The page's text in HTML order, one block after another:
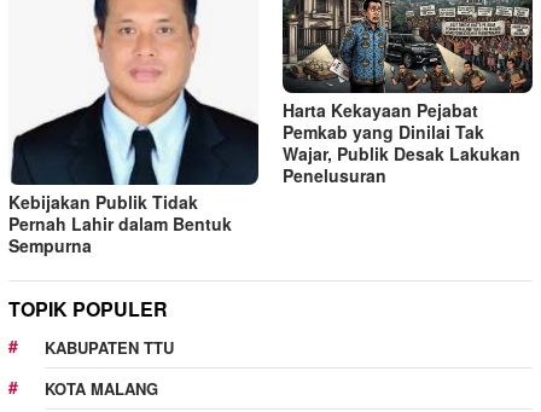
Kebijakan Publik Tidak
Pernah Lahir dalam Bentuk
Sempurna
Harta Kekayaan Pejabat
Pemkab yang Dinilai Tak
Wajar, Publik Desak Lakukan
Penelusuran
TOPIK POPULER
KABUPATEN TTU
KOTA MALANG